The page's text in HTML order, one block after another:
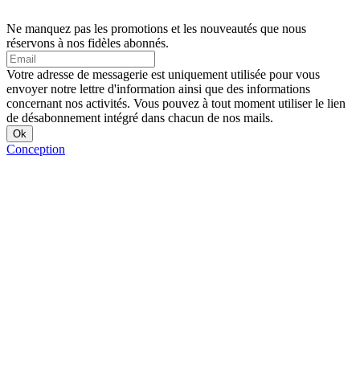
Ne manquez pas les promotions et les nouveautés que nous
réservons à nos fidèles abonnés.
Votre adresse de messagerie est uniquement utilisée pour vous
envoyer notre lettre d'information ainsi que des informations
concernant nos activités. Vous pouvez à tout moment utiliser le lien
de désabonnement intégré dans chacun de nos mails.
Conception